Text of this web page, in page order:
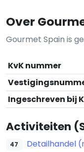
Over
Gourmet Spain is
KvK nummer
Ingeschreven bij
Activiteiten
47 Detailhandel